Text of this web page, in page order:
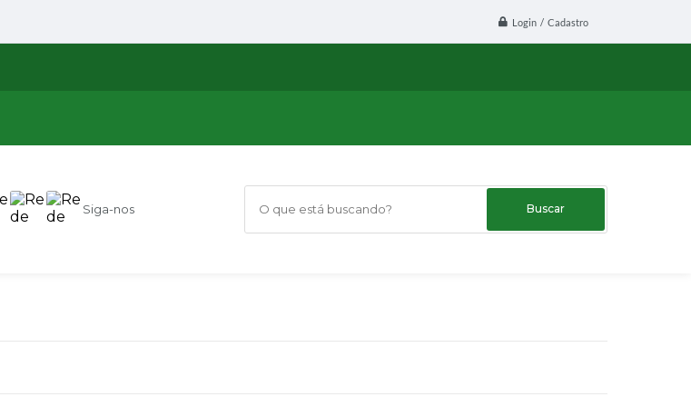
Login / Cadastro
Siga-nos O que está buscando?